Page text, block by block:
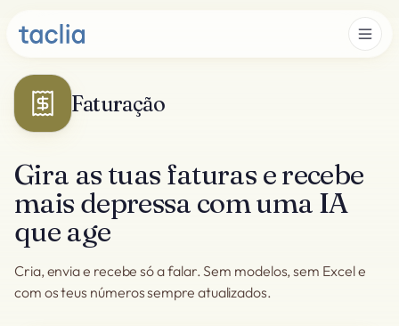
Faturação
Gira as tuas faturas e recebe
mais depressa com uma IA
que age
Cria, envia e recebe só a falar. Sem modelos, sem Excel e
com os teus números sempre atualizados.